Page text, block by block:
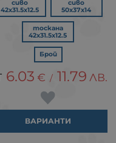
сиво
42x31.5x12.5
сиво
50x37x14
тоскана
42x31.5x12.5
Брой
6.03 € / 11.79 ЛВ.
ВАРИАНТИ